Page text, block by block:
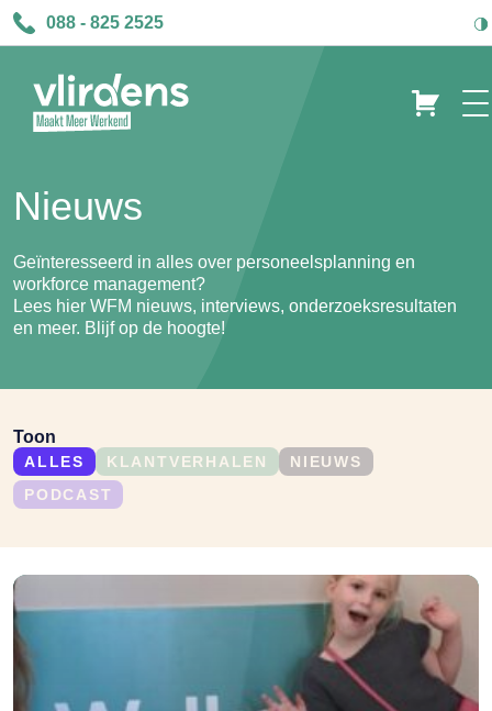
088 - 825 2525
Nieuws
Geïnteresseerd in alles over personeelsplanning en
workforce management?
Lees hier WFM nieuws, interviews, onderzoeksresultaten
en meer. Blijf op de hoogte!
Toon
ALLES KLANTVERHALEN
NIEUWS
PODCAST